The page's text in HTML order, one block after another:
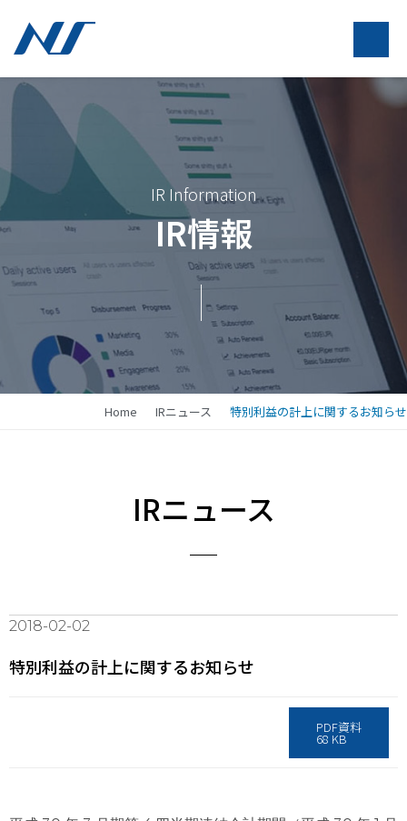
IR Information
IR情報
Home IRニュース 特別利益の計上に関するお知らせ
IRニュース
2018-02-02
特別利益の計上に関するお知らせ
PDF資料
68 KB